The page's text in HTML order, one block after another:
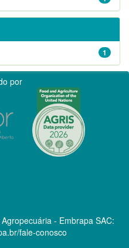
1
por
- Embrapa SAC:
fale-conosco